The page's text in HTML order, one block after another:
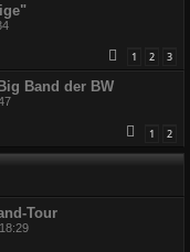
1 2 3
Band der BW
1 2
Tour